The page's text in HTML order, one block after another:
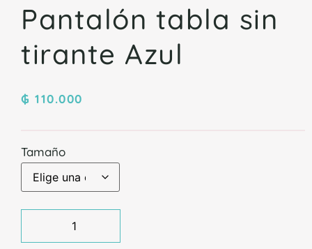
Pantalón tabla sin
tirante Azul
₲ 110.000
Tamaño